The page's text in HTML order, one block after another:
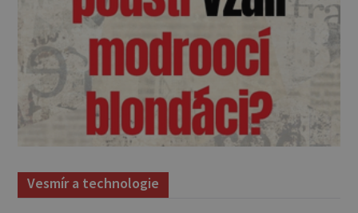
Vesmír a technologie